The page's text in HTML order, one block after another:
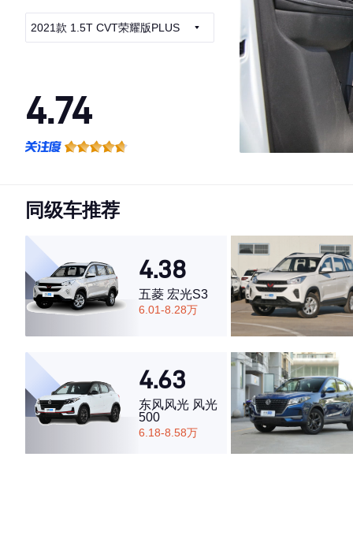
2021款 1.5T CVT荣耀版PLUS
4.74
·空间表现较为优秀，优于75%同级车
同级车推荐
4.38
五菱 宏光S3
6.01-8.28万
4.63
东风风光 风光
500
6.18-8.58万